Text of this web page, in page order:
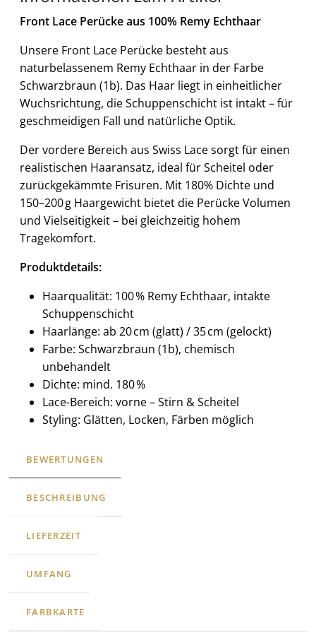
Front Lace Perücke aus 100% Remy Echthaar
Unsere Front Lace Perücke besteht aus
naturbelassenem Remy Echthaar in der Farbe
Schwarzbraun (1b). Das Haar liegt in einheitlicher
Wuchsrichtung, die Schuppenschicht ist intakt – für
geschmeidigen Fall und natürliche Optik.
Der vordere Bereich aus Swiss Lace sorgt für einen
realistischen Haaransatz, ideal für Scheitel oder
zurückgekämmte Frisuren. Mit 180% Dichte und
150–200 g Haargewicht bietet die Perücke Volumen
und Vielseitigkeit – bei gleichzeitig hohem
Tragekomfort.
Produktdetails:
Haarqualität: 100 % Remy Echthaar, intakte
Schuppenschicht
Haarlänge: ab 20 cm (glatt) / 35 cm (gelockt)
Farbe: Schwarzbraun (1b), chemisch
unbehandelt
Dichte: mind. 180 %
Lace-Bereich: vorne – Stirn & Scheitel
Styling: Glätten, Locken, Färben möglich
BEWERTUNGEN
BESCHREIBUNG
LIEFERZEIT
UMFANG
FARBKARTE